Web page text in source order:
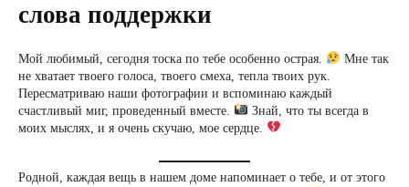
слова поддержки
Мой любимый, сегодня тоска по тебе особенно острая.
Мне так
не хватает твоего голоса, твоего смеха, тепла твоих рук.
Пересматриваю наши фотографии и вспоминаю каждый
счастливый миг, проведенный вместе.
Знай, что ты всегда в
моих мыслях, и я очень скучаю, мое сердце.
Родной, каждая вещь в нашем доме напоминает о тебе, и от этого